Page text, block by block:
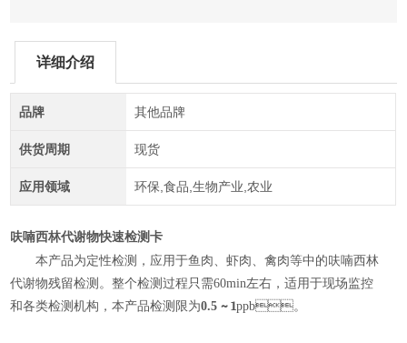
详细介绍
品牌 其他品牌
供货周期 现货
应用领域 环保,食品,生物产业,农业
呋喃西林代谢物快速检测卡
本产品为定性检测，应用于鱼肉、虾肉、禽肉等中的呋喃西林
代谢物残留检测。整个检测过程只需60min左右，适用于现场监控
和各类检测机构，本产品检测 限为0.5~ 1ppb。